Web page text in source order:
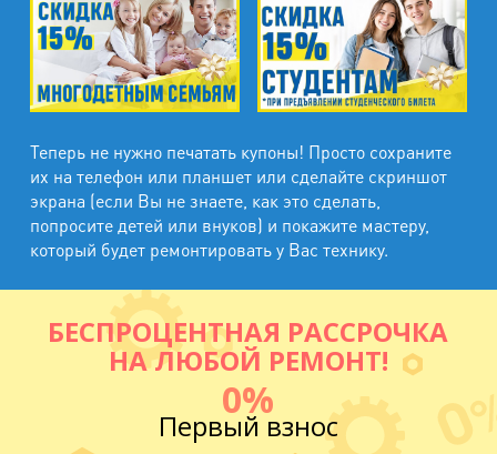
Теперь не нужно печатать купоны! Просто сохраните
их на телефон или планшет или сделайте скриншот
экрана (если Вы не знаете, как это сделать,
попросите детей или внуков) и покажите мастеру,
который будет ремонтировать у Вас технику.
БЕСПРОЦЕНТНАЯ РАССРОЧКА
НА ЛЮБОЙ РЕМОНТ!
0%
Первый взнос